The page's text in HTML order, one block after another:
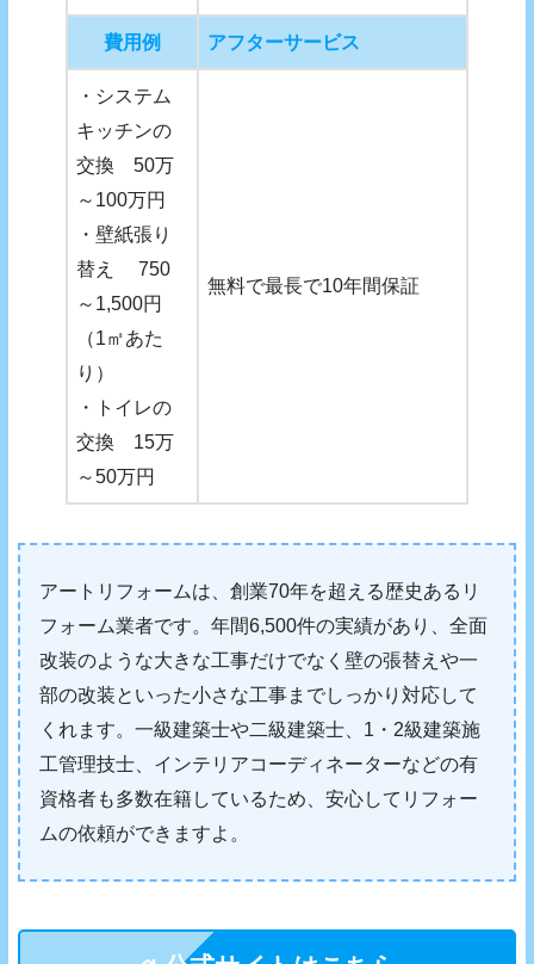
費用例 アフターサービス
・システム
キッチンの
交換 50万
～100万円
・壁紙張り
替え 750
～1,500円
（1㎡あた
り）
・トイレの
交換 15万
～50万円
無料で最長で10年間保証
アートリフォームは、創業70年を超える歴史あるリ
フォーム業者です。年間6,500件の実績があり、全面
改装のような大きな工事だけでなく壁の張替えや一
部の改装といった小さな工事までしっかり対応して
くれます。一級建築士や二級建築士、1・2級建築施
工管理技士、インテリアコーディネーターなどの有
資格者も多数在籍しているため、安心してリフォー
ムの依頼ができますよ。